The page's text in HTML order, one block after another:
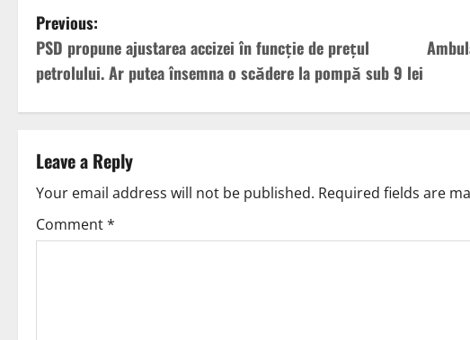
Previous:
PSD propune ajustarea accizei în funcție de prețul
petrolului. Ar putea însemna o scădere la pompă sub 9 lei
Leave a Reply
Your email address will not be published. Required fields are
Comment*